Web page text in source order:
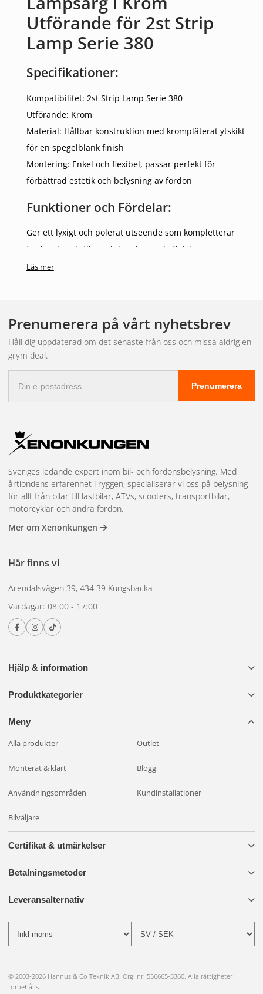
Utförande för 2st Strip
Lamp Serie 380
Specifikationer:
Kompatibilitet: 2st Strip Lamp Serie 380
Utförande: Krom
Material: Hållbar konstruktion med krompläterat ytskikt
för en spegelblank finish
Montering: Enkel och flexibel, passar perfekt för
förbättrad estetik och belysning av fordon
Funktioner och Fördelar:
Ger ett lyxigt och polerat utseende som kompletterar
fordonets estetik med dess kromade finish.
Optimerar ljusspridningen från Strip Lamp 380-serien,
Robust konstruktion säkerställer lång hållbarhet även
under tuffa förhållanden.
Flexibiliteten i monteringen möjliggör anpassning efter
fordonets design och användarens behov.
Läs mer
Prenumerera på vårt nyhetsbrev
Håll dig uppdaterad om det senaste från oss och missa aldrig en
grym deal.
postadress
Prenumerera
Hjälp & information
Produktkategorier
Meny
Alla produkter Outlet
Monterat & klart Blogg
Användningsområden Kundinstallationer
Bilväljare
Sveriges ledande expert inom bil- och fordonsbelysning. Med
årtiondens erfarenhet i ryggen, specialiserar vi oss på belysning
för allt från bilar till lastbilar, ATVs, scooters, transportbilar,
motorcyklar och andra fordon.
Mer om Xenonkungen
Här finns vi
Arendalsvägen 39, 434 39 Kungsbacka
Vardagar: 08:00 - 17:00
Certifikat & utmärkelser
Betalningsmetoder
Leveransalternativ
© 2003-2026 Hannus & Co Teknik AB. Org. nr: 556665-3360. Alla rättigheter
förbehålls.